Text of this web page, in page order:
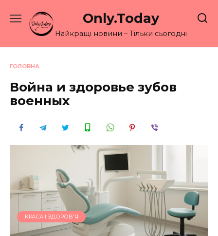
до
Only.Today
Найкращі новини – Тільки сьогодні
ГОЛОВНА
Война и здоровье зубов
военных
КРАСА І ЗДОРОВ'Я